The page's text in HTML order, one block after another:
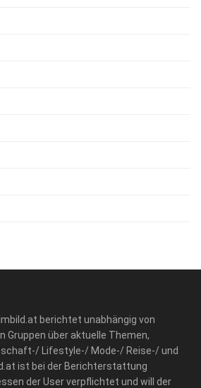
berichtet unabhängig von
Gruppen über aktuelle Themen,
Lifestyle-/ Mode-/ Reise-/ und
ist bei der Berichterstattung
der User verpflichtet und will der